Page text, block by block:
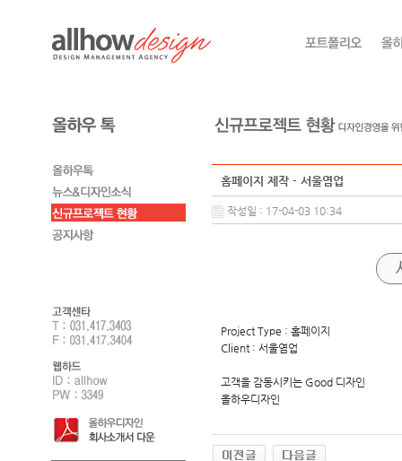
홈페이지 제작 - 서울염업
작성일 : 17-04-03 10:34
Project Type : 홈페이지
Client : 서울염업
고객을 감동시키는 Good 디자인
올하우디자인